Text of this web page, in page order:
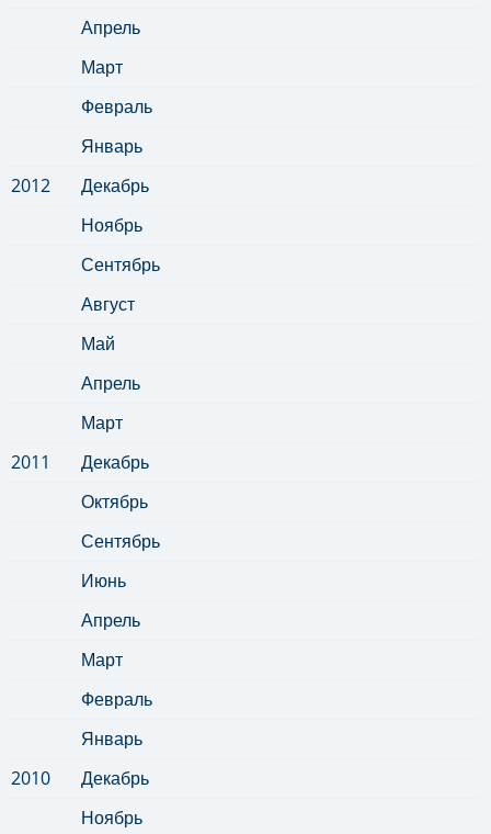
Апрель
Март
Февраль
Январь
2012
Декабрь
Ноябрь
Сентябрь
Август
Май
Апрель
Март
2011
Декабрь
Октябрь
Сентябрь
Июнь
Апрель
Март
Февраль
Январь
2010
Декабрь
Ноябрь